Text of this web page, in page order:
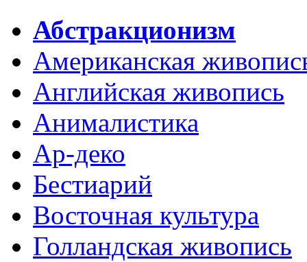
Абстракционизм
Американская
Английская живопись
Анималистика
Ар-деко
Бестиарий
Восточная культура
Голландская живопись